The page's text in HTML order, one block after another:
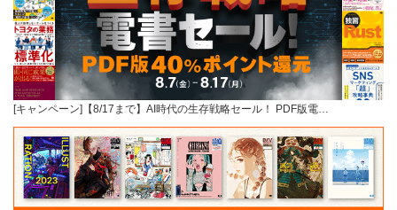
[キャンペーン]【8/17まで】AI時代の生存戦略セール！ PDF版電…